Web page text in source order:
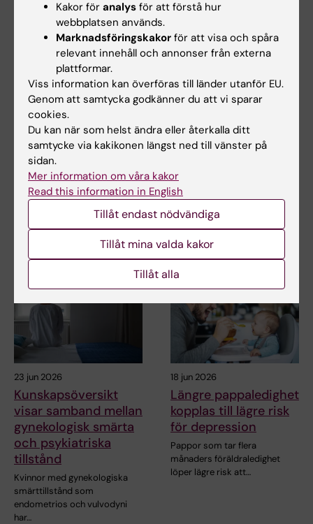
21 jul 2026
Sociala medier i
tonåren ökade inte
risken för psykisk
ohälsa
Tiden som tonåringar
spenderar på sociala medier
kunde inte kopplas till…
23 jun 2026
Kunskapsöversikt
visar samband mellan
gynekologisk smärta
och psykiatriska
tillstånd
Kvinnor med gynekologiska
endometrios och vulvodyni
har…
23 jun 2026
Kunskapsöversikt
visar samband mellan
gynekologisk smärta
och psykiatriska
tillstånd
Kvinnor med gynekologiska
smärttillstånd som
endometrios och vulvodyni
har…
18 jun 2026
Längre pappaledighet
kopplas till lägre risk
för depression
Pappor som tar flera
månaders föräldraledighet
löper lägre risk att…
Kakor för analys för att förstå hur
webbplatsen används.
Marknadsföringskakor för att visa och spåra
relevant innehåll och annonser från externa
plattformar.
Viss information kan överföras till länder utanför EU.
Genom att samtycka godkänner du att vi sparar
cookies.
Du kan när som helst ändra eller återkalla ditt
samtycke via kakikonen längst ned till vänster på
sidan.
Mer information om våra kakor
Read this information in English
Tillåt endast nödvändiga
Tillåt mina valda kakor
Tillåt alla